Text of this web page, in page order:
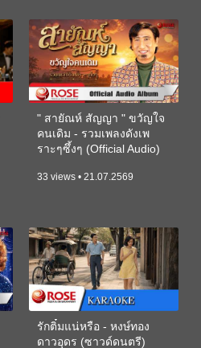
" สายัณห์ สัญญา " ขวัญใจ
คนเดิม - รวมเพลงดังเพ
ราะๆซึ้งๆ (Official Audio)
33 views • 21.07.2569
รักติ๋มแน่หรือ - หงษ์ทอง
ดาวอุดร (ซาวด์ดนตรี)